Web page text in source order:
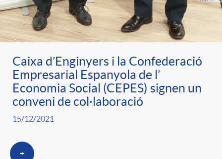
Caixa d’Enginyers i la Confederació
Empresarial Espanyola de l’
Economia Social (CEPES) signen un
conveni de col·laboració
15/12/2021
+